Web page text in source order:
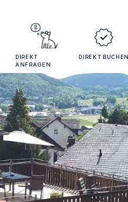
DIREKT
ANFRAGEN
DIREKT BUCHEN